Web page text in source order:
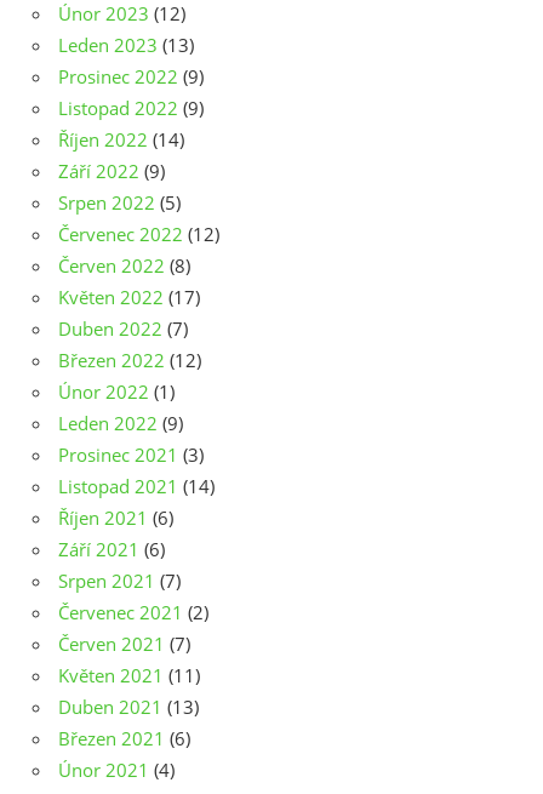
Únor 2023 (12)
Leden 2023 (13)
Prosinec 2022 (9)
Listopad 2022 (9)
Říjen 2022 (14)
Září 2022 (9)
Srpen 2022 (5)
Červenec 2022 (12)
Červen 2022 (8)
Květen 2022 (17)
Duben 2022 (7)
Březen 2022 (12)
Únor 2022 (1)
Leden 2022 (9)
Prosinec 2021 (3)
Listopad 2021 (14)
Říjen 2021 (6)
Září 2021 (6)
Srpen 2021 (7)
Červenec 2021 (2)
Červen 2021 (7)
Květen 2021 (11)
Duben 2021 (13)
Březen 2021 (6)
Únor 2021 (4)